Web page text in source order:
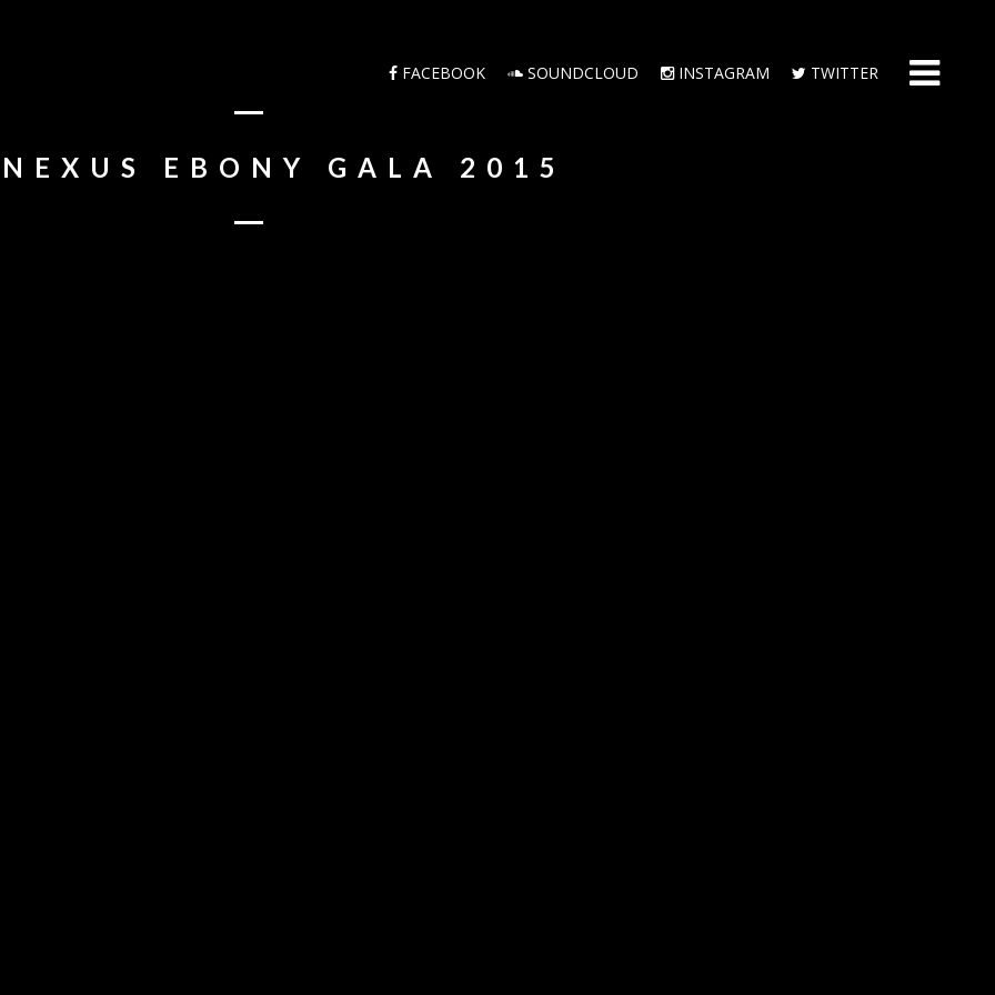
FACEBOOK SOUNDCLOUD INSTAGRAM TWITTER
EBONY GALA 2015